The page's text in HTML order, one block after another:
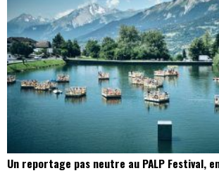
Un reportage pas neutre au PALP Festival,